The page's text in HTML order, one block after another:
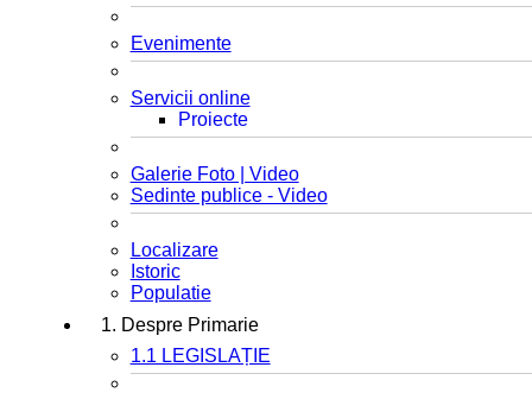
Evenimente
Servicii online
Proiecte
Galerie Foto | Video
Sedinte publice - Video
Localizare
Istoric
Populatie
1. Despre Primarie
1.1 LEGISLAȚIE